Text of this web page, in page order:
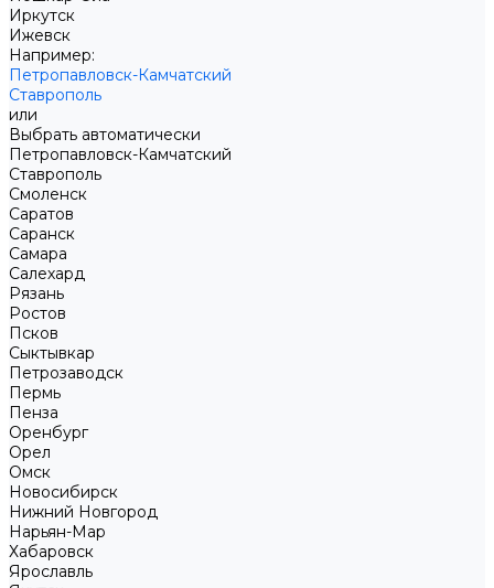
Иркутск
Ижевск
Например:
Петропавловск-Камчатский
Ставрополь
или
Выбрать автоматически
Петропавловск-Камчатский
Ставрополь
Смоленск
Саратов
Саранск
Самара
Салехард
Рязань
Ростов
Псков
Сыктывкар
Петрозаводск
Пермь
Пенза
Оренбург
Орел
Омск
Новосибирск
Нижний Новгород
Нарьян-Мар
Хабаровск
Ярославль